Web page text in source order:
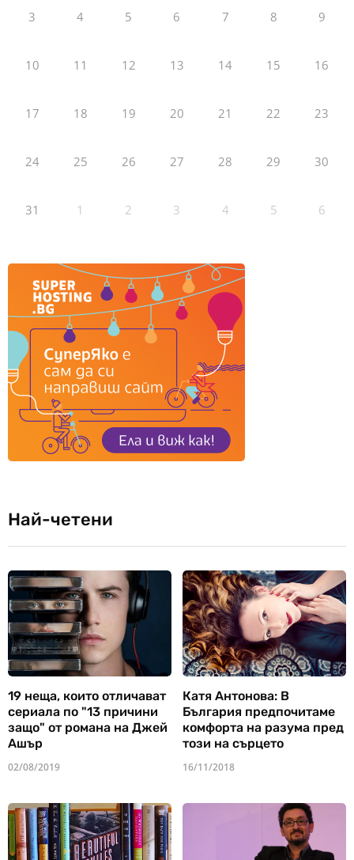
3 4 5 6 7 8 9
10 11 12 13 14 15 16
17 18 19 20 21 22 23
24 25 26 27 28 29 30
31 1 2 3 4 5 6
Най-четени
19 неща, които отличават
сериала по "13 причини
защо" от романа на Джей
Ашър
02/08/2019
Катя Антонова: В
България предпочитаме
комфорта на разума пред
този на сърцето
16/11/2018